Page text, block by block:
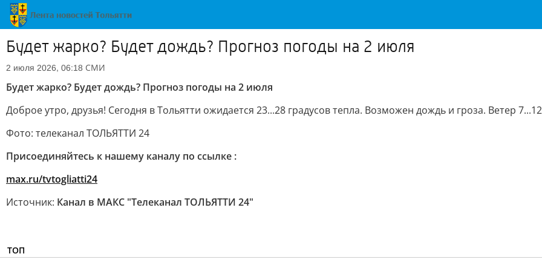
Будет жарко? Будет дождь? Прогноз погоды на 2 июля
2 июля 2026, 06:18 СМИ
Будет жарко? Будет дождь? Прогноз погоды на 2 июля
Доброе утро, друзья! Сегодня в Тольятти ожидается 23...28 градусов тепла. Возможен дождь и гроза. Ветер
Фото: телеканал ТОЛЬЯТТИ 24
Присоединяйтесь к нашему каналу по ссылке :
max.ru/tvtogliatti24
Источник: Канал в МАКС "Телеканал ТОЛЬЯТТИ 24"
ТОП